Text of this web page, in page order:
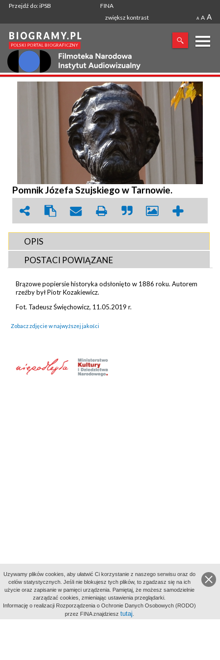
Przejdź do: iPSB
FINA
zwiększ kontrast
A A A
X
SZUKANA FRAZA
Pomnik Józefa Szujskiego w Tarnowie.
OPIS
POSTACI POWIĄZANE
Brązowe popiersie historyka odsłonięto w 1886 roku. Autorem
rzeźby był Piotr Kozakiewicz.
Fot. Tadeusz Święchowicz, 11.05.2019 r.
Zobacz zdjęcie w najwyższej jakości
aktywności
Uzywamy plików cookies, aby ułatwić Ci korzystanie z naszego serwisu oraz do
celów statystycznych. Jeśli nie blokujesz tych plików, to zgadzasz się na ich
użycie oraz zapisanie w pamięci urządzenia. Pamiętaj, że możesz samodzielnie
zarządzać cookies, zmieniając ustawienia przeglądarki.
Informację o realizacji Rozporządzenia o Ochronie Danych Osobowych (RODO)
przez FINA znajdziesz tutaj